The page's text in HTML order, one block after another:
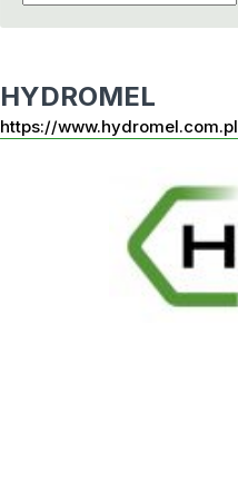
HYDROMEL
https://www.hydromel.com.pl